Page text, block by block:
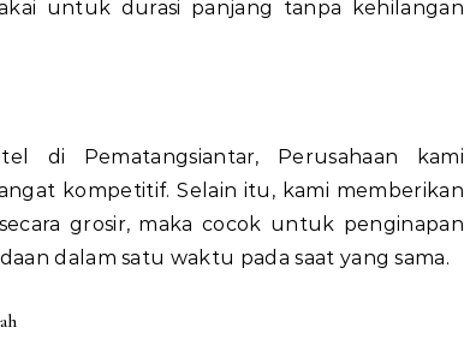
untuk durasi panjang tanpa kehilangan
di Pematangsiantar, Perusahaan kami
kompetitif. Selain itu, kami memberikan
grosir, maka cocok untuk penginapan
dalam satu waktu pada saat yang sama.